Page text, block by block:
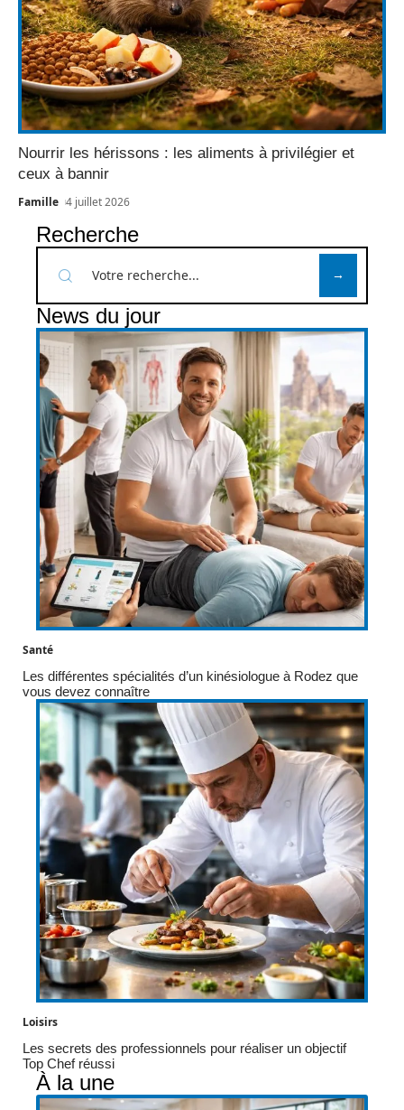
Nourrir les hérissons : les aliments à privilégier et
ceux à bannir
Famille 4 juillet 2026
Recherche
News du jour
Santé
Les différentes spécialités d’un kinésiologue à Rodez que
vous devez connaître
Loisirs
Les secrets des professionnels pour réaliser un objectif
Top Chef réussi
À la une